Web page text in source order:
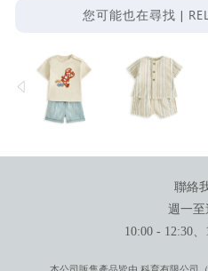
您可能也在尋找 |
聯絡
週一至
10:00 - 12:30